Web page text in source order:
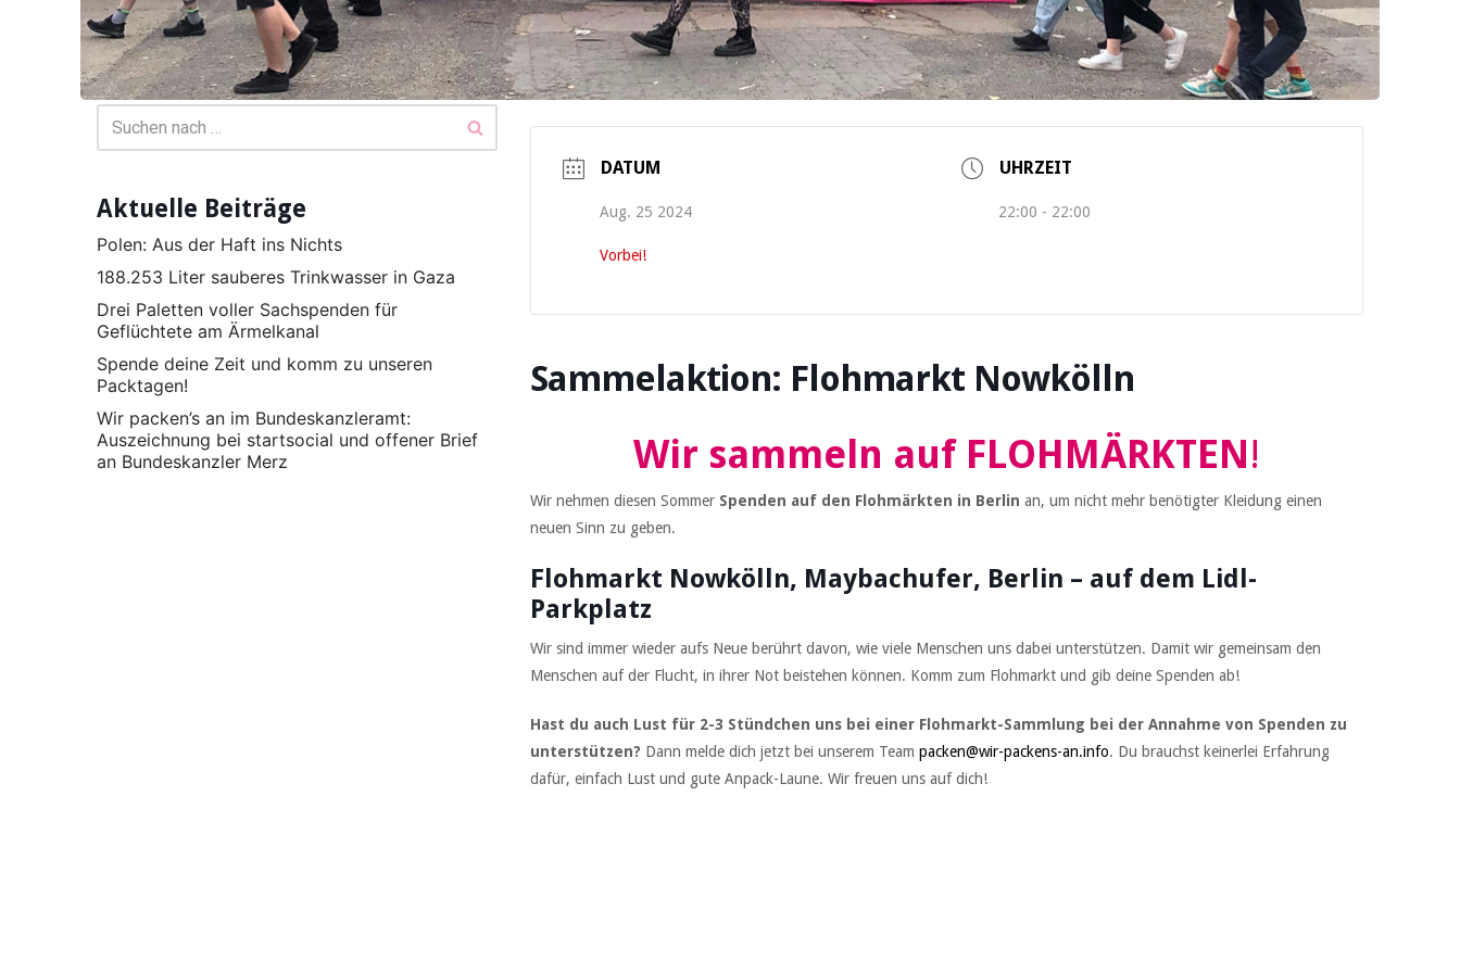
Aktuelle Beiträge
Polen: Aus der Haft ins Nichts
188.253 Liter sauberes Trinkwasser in Gaza
Drei Paletten voller Sachspenden für
Geflüchtete am Ärmelkanal
Spende deine Zeit und komm zu unseren
Packtagen!
Wir packen’s an im Bundeskanzleramt:
Auszeichnung bei startsocial und offener Brief
an Bundeskanzler Merz
DATUM
Aug. 25 2024
Vorbei!
UHRZEIT
22:00 - 22:00
Sammelaktion: Flohmarkt Nowkölln
Wir sammeln auf FLOHMÄRKTEN!
Wir nehmen diesen SommerSpenden auf den Flohmärkten in Berlin an, um nicht mehr benötigter Kleidung einen
neuen Sinn zu geben.
Flohmarkt Nowkölln, Maybachufer, Berlin – auf dem Lidl-
Parkplatz
Wir sind immer wieder aufs Neue berührt davon, wie viele Menschen uns dabei unterstützen. Damit wir gemeinsam den
Menschen auf der Flucht, in ihrer Not beistehen können. Komm zum Flohmarkt und gib deine Spenden ab!
Hast du auch Lust für 2-3 Stündchen uns bei einer Flohmarkt-Sammlung bei der Annahme von Spenden zu
unterstützen? Dann melde dich jetzt bei unserem Team packen@wir-packens-an.info. Du brauchst keinerlei Erfahrung
dafür, einfach Lust und gute Anpack-Laune. Wir freuen uns auf dich!